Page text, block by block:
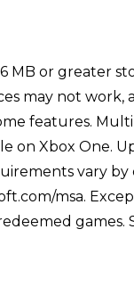
MB or greater
may not work,
features.
on Xbox One.
vary by
msa.
games.